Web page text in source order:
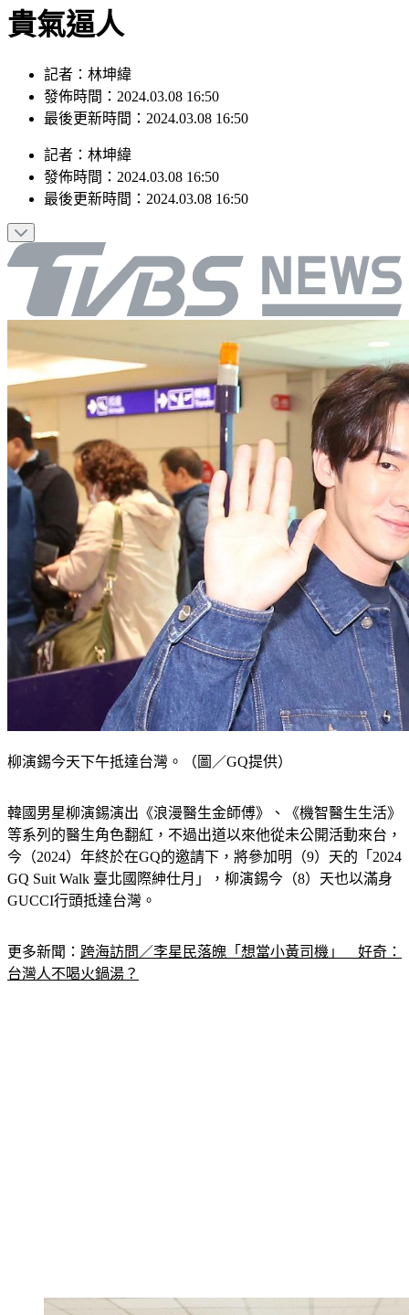
貴氣逼人
記者：林坤緯
發佈時間：2024.03.08 16:50
最後更新時間：2024.03.08 16:50
記者 ： 林坤緯
發佈時間： 2024.03.08 16:50
最後更新時間： 2024.03.08 16:50
柳演錫今天下午抵達台灣。（圖／GQ提供）
韓國男星柳演錫演出《浪漫醫生金師傅》、《機智醫生生活》
等系列的醫生角色翻紅，不過出道以來他從未公開活動來台，
今（2024）年終於在GQ的邀請下，將參加明（9）天的「2024
GQ Suit Walk 臺北國際紳仕月」，柳演錫今（8）天也以滿身
GUCCI行頭抵達台灣。
更多新聞： 跨海訪問／李星民落魄「想當小黃司機」　好奇：
台灣人不喝火鍋湯？